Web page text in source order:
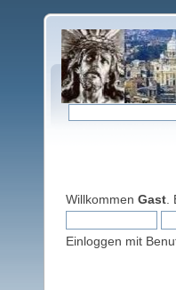
Willkommen Gast
Einloggen mit